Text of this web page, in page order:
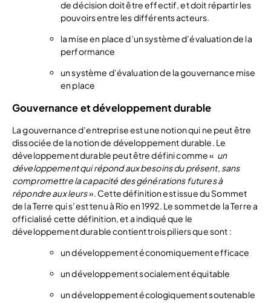
de décision doit être effectif, et doit répartir les
pouvoirs entre les différents acteurs.
la mise en place d’un système d’évaluation de la
performance
un système d’évaluation de la gouvernance mise
en place
Gouvernance et développement durable
La gouvernance d’entreprise est une notion qui ne peut être
dissociée de la notion de développement durable. Le
développement durable peut être défini comme « un
développement qui répond aux besoins du présent, sans
compromettre la capacité des générations futures à
répondre aux leurs». Cette définition est issue du Sommet
de la Terre qui s’est tenu à Rio en 1992. Le sommet de la Terre a
officialisé cette définition, et a indiqué que le
développement durable contient trois piliers que sont :
un développement économiquement efficace
un développement socialement équitable
un développement écologiquement soutenable